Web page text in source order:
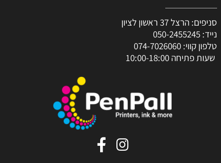
סניפים: הרצל 37 ראשון לציון
נייד: 050-2455245
טלפון קווי: 074-7026060
שעות פתיחה 10:00-18:00